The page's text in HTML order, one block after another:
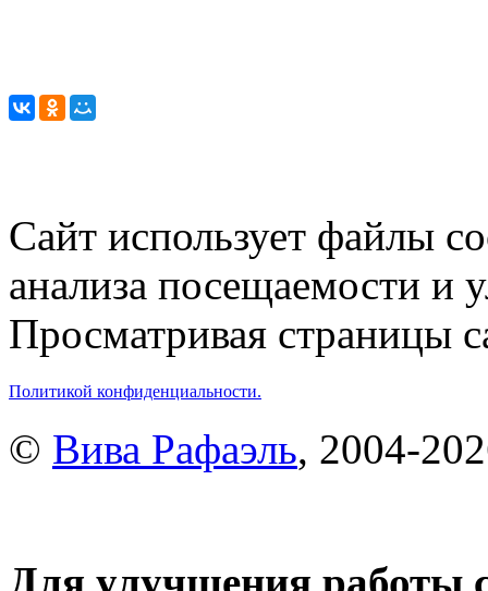
Сайт использует файлы
анализа посещаемости и
Просматривая страницы
Политикой конфиденциальности.
© Вива Рафаэль, 2004-
Для улучшения работы